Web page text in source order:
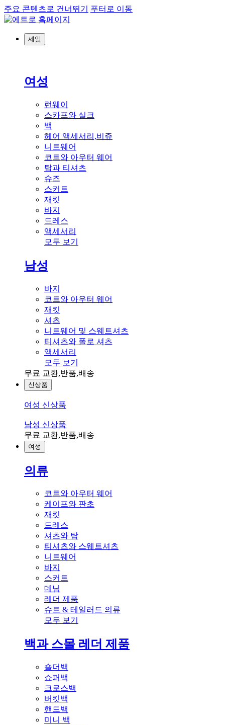
주요 콘텐츠로 건너뛰기 푸터로 이동
세일
여성
런웨이
스카프와 실크
백
헤어 액세서리,비쥬
니트웨어
코트와 아우터 웨어
탑과 티셔츠
슈즈
스커트
재킷
바지
드레스
액세서리
모두 보기
남성
바지
코트와 아우터 웨어
재킷
셔츠
니트웨어 및 스웨트셔츠
티셔츠와 폴로 셔츠
액세서리
모두 보기
무료 교환,반품,배송
신상품
여성 신상품
남성 신상품
무료 교환,반품,배송
여성
의류
코트와 아우터 웨어
케이프와 판초
재킷
드레스
셔츠와 탑
티셔츠와 스웨트셔츠
니트웨어
바지
스커트
데님
레더 제품
슈트 & 테일러드 의류
모두 보기
백과 스몰 레더 제품
숄더백
쇼퍼백
크로스백
버킷백
핸드백
미니 백